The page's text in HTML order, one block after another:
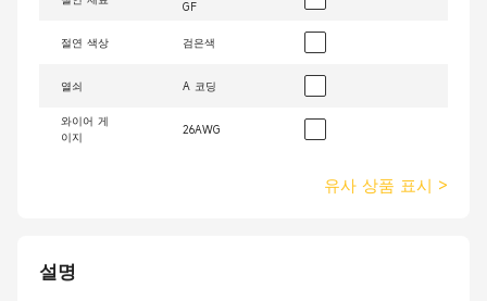
GF
절연 색상 검은색
열쇠 A 코딩
와이어 게
이지
26AWG
유사 상품 표시 >
설명